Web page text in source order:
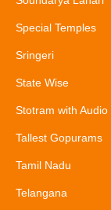
Special Temples
Sringeri
State Wise
Stotram with Audio
Tallest Gopurams
Tamil Nadu
Telangana